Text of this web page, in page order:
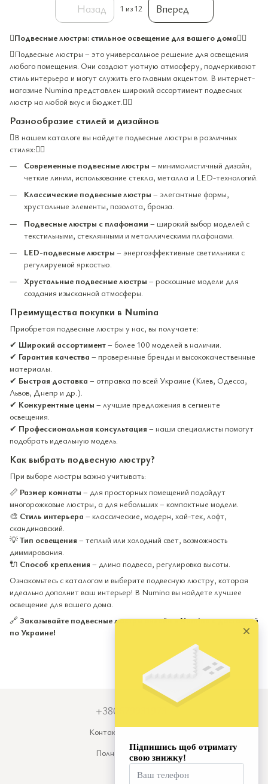
Назад 1 из 12 Вперед
Подвесные люстры: стильное освещение для вашего дома
Подвесные люстры – это универсальное решение для освещения
любого помещения. Они создают уютную атмосферу, подчеркивают
стиль интерьера и могут служить его главным акцентом. В интернет-
магазине Numina представлен широкий ассортимент подвесных
люстр на любой вкус и бюджет.
Разнообразие стилей и дизайнов
В нашем каталоге вы найдете подвесные люстры в различных
стилях:
Современные подвесные люстры – минималистичный дизайн,
четкие линии, использование стекла, металла и LED-технологий.
Классические подвесные люстры – элегантные формы,
хрустальные элементы, позолота, бронза.
Подвесные люстры с плафонами – широкий выбор моделей с
текстильными, стеклянными и металлическими плафонами.
LED-подвесные люстры – энергоэффективные светильники с
регулируемой яркостью.
Хрустальные подвесные люстры – роскошные модели для
создания изысканной атмосферы.
Преимущества покупки в Numina
Приобретая подвесные люстры у нас, вы получаете:
✔ Широкий ассортимент– более 100 моделей в наличии.
✔ Гарантия качества – проверенные бренды и высококачественные
материалы.
✔ Быстрая доставка – отправка по всей Украине (Киев, Одесса,
Львов, Днепр и др.).
✔ Конкурентные цены – лучшие предложения в сегменте
освещения.
✔ Профессиональная консультация – наши специалисты помогут
подобрать идеальную модель.
Как выбрать подвесную люстру?
При выборе люстры важно учитывать:
📏 Размер комнаты – для просторных помещений подойдут
многорожковые люстры, а для небольших – компактные модели.
🎨 Стиль интерьера – классические, модерн, хай-тек, лофт,
скандинавский.
💡Тип освещения – теплый или холодный свет, возможность
диммирования.
🔌 Способ крепления – длина подвеса, регулировка высоты.
Ознакомьтесь с каталогом и выберите подвесную люстру, которая
идеально дополнит ваш интерьер! В Numina вы найдете лучшее
освещение для вашего дома.
🔗Заказывайте подвесные люстры онлайн в Numina с доставкой
по Украине!
+380679931973
Контактная информация
Полная версия сайта
© 2026